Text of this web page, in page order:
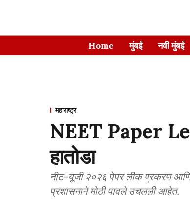
Home मुंबई नवी मुंबई
महाराष्ट्र
NEET Paper
हातोडा
नीट-यूजी २०२६ पेपर लीक प्रकरण
प्रशासनाने मोठी पावले उचलली आहेत.